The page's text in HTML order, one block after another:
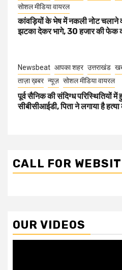
सोशल मीडिया वायरल
कांवड़ियों के भेष में नकली नोट चलाने
झटका देकर भागे, 30 हजार की फेक
Newsbeat आपका शहर उत्तराखंड
ताज़ा ख़बर न्यूज़ सोशल मीडिया वायरल
पूर्व सैनिक की संदिग्ध परिस्थितियों
सीबीसीआईडी, पिता ने लगाया है
CALL FOR
OUR VIDEOS